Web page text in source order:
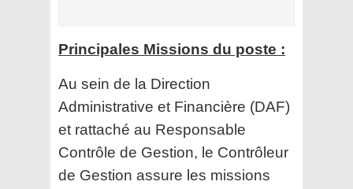
Principales Missions du poste :
Au sein de la Direction
Administrative et Financière (DAF)
et rattaché au Responsable
Contrôle de Gestion, le Contrôleur
de Gestion assure les missions